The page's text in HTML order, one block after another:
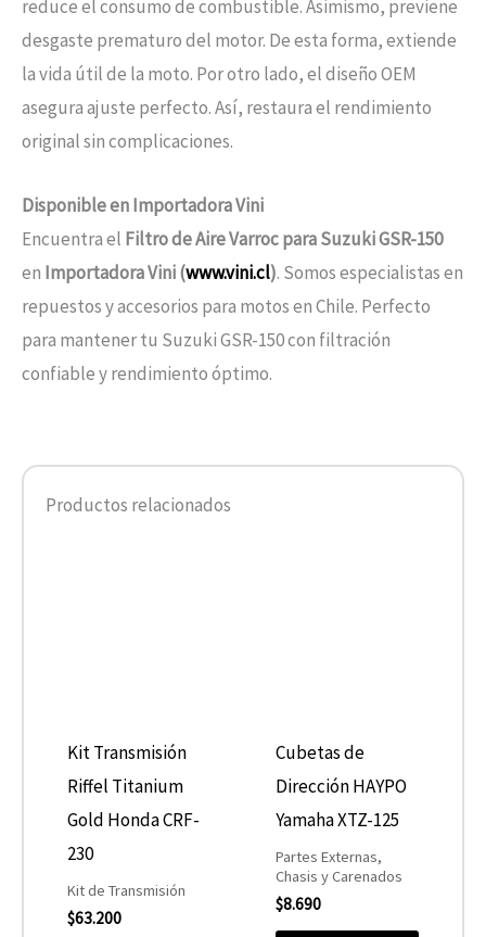
reduce el consumo de combustible. Asimismo, previene
desgaste prematuro del motor. De esta forma, extiende
la vida útil de la moto. Por otro lado, el diseño OEM
asegura ajuste perfecto. Así, restaura el rendimiento
original sin complicaciones.
Disponible en Importadora Vini
Encuentra el Filtro de Aire Varroc para Suzuki GSR-150
en Importadora Vini (www.vini.cl). Somos especialistas en
repuestos y accesorios para motos en Chile. Perfecto
para mantener tu Suzuki GSR-150 con filtración
confiable y rendimiento óptimo.
Productos relacionados
Kit Transmisión
Riffel Titanium
Gold Honda CRF-
230
Kit de Transmisión
$63.200
Cubetas de
Dirección HAYPO
Yamaha XTZ-125
Partes Externas,
Chasis y Carenados
$8.690